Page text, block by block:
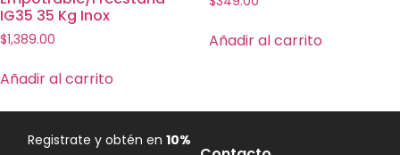
IG35 35 Kg Inox
$1,389.00
Añadir al carrito
Añadir al carrito
Registrate y obtén en 10%